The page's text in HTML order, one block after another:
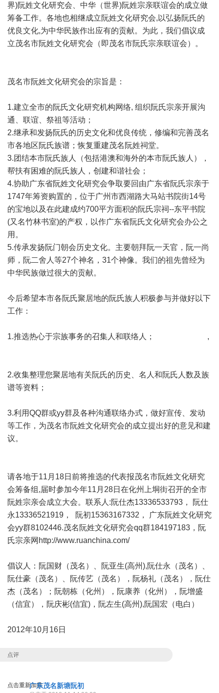
界)阮姓文化研究会、中华（世界)阮姓宗亲联谊会的成立做
筹备工作。各地也相继成立阮姓文化研究会,以弘扬阮氏的
优良文化,为中华民族作出应有的贡献。为此，我们倡议成
立茂名市阮姓文化研究会（即茂名市阮氏宗亲联谊会）。
茂名市阮姓文化研究会的宗旨是：
1.建立全市的阮氏文化研究机构网络, 组织阮氏宗亲开展沟
通、联谊、祭祖等活动；
2.继承和发扬阮氏的历史文化和优良传统，修编和完善茂名
市各地区阮氏族谱；恢复重建茂名阮姓祠堂。
3.团结本市阮氏族人（包括港澳和海外的本市阮氏族人），
帮扶有困难的阮氏族人，创建和谐社会；
4.协助广东省阮姓文化研究会争取要回由广东省阮氏宗亲于
1747年筹资购置的，位于广州市西湖路大马站书院街14号
的宝地以及在此建成约700平方面积的阮氏宗祠--东平书院
(又名竹林书室)的产权，以作广东省阮氏文化研究会办公之
用。
5.传承发扬阮门朝会历史文化。主要朝拜阮一天官，阮一尚
师，阮二舍人等27个神名，31个神像。我们的祖先曾经为
中华民族做过很大的贡献。
今后希望本市各阮氏聚居地的阮氏族人积极参与并做好以下
工作：
1.推选热心于宗族事务的召集人和联络人； ,
2.收集整理您聚居地有关阮氏的历史、名人和阮氏人数及族
谱等资料；
3.利用QQ群或yy群及各种沟通联络办式，做好宣传、发动
等工作，为茂名市阮姓文化研究会的成立提出好的意见和建
议。
请各地于11月18日前将推选的代表报茂名市阮姓文化研究
会筹备组,届时参加今年11月28日在化州上垌街召开的全市
阮姓宗亲会成立大会。联系人:阮仕杰13336533793， 阮仕
永13336521919， 阮初15363167332， 广东阮姓文化研究
会yy群8102446.茂名阮姓文化研究会qq群184197183，阮
氏宗亲网 http://www.ruanchina.com/
倡议人：阮国财（茂名）、阮亚生(高州),阮仕永（茂名）、
阮仕豪（茂名）、阮传艺（茂名），阮杨礼（茂名），阮仕
杰（茂名）；阮朝栋（化州），阮康养（化州），阮增盛
（信宜），阮庆彬(信宜)，阮左生(高州),阮国宏（电白）
2012年10月16日
点评
点击重新加载广东茂名新塘阮初